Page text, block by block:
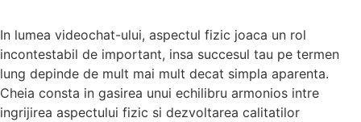
In lumea videochat-ului, aspectul fizic joaca un rol
incontestabil de important, insa succesul tau pe termen
lung depinde de mult mai mult decat simpla aparenta.
Cheia consta in gasirea unui echilibru armonios intre
ingrijirea aspectului fizic si dezvoltarea calitatilor